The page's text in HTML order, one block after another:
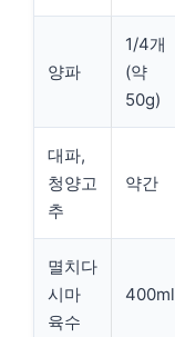
양파
1/4개
(약
50g)
대파,
청양고
추
약간
멸치다
시마
육수
400ml